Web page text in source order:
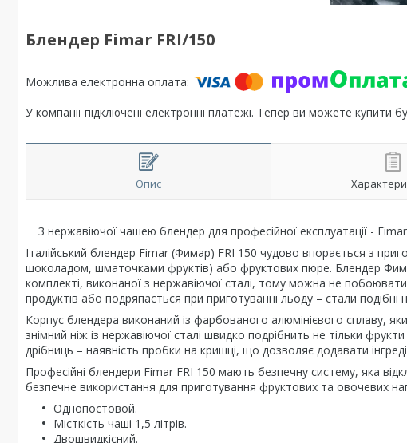
Блендер Fimar FRI/150
У компанії підключені електронні платежі. Тепер ви можете купити
Опис
З нержавіючої чашею блендер для професійної експлуатації -
Італійський блендер Fimar (Фимар) FRI 150 чудово впорається з
шоколадом, шматочками фруктів) або фруктових пюре. Блендер
комплекті, виконаної з нержавіючої сталі, тому можна не
продуктів або подряпається при приготуванні льоду – стали
Корпус блендера виконаний із фарбованого алюмінієвого сплаву,
знімний ніж із нержавіючої сталі швидко подрібнить не тільки
дрібниць – наявність пробки на кришці, що дозволяє додавати
Професійні блендери Fimar FRI 150 мають безпечну систему, яка
безпечне використання для приготування фруктових та овочевих
Однопостовой.
Місткість чаші 1,5 літрів.
Двошвидкісний.